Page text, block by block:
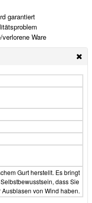
garantiert
Ware
Gurt herstellt. Es bringt
dass Sie
von Wind haben.